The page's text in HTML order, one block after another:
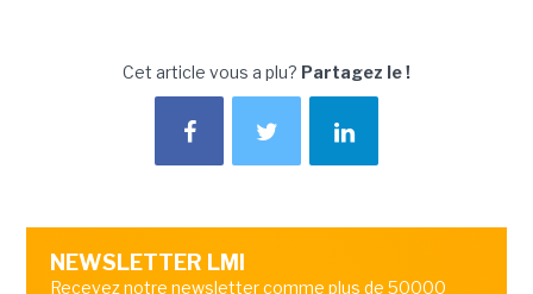
Cet article vous a plu? Partagez le !
NEWSLETTER LMI
Recevez notre newsletter comme plus de 50000